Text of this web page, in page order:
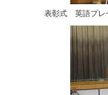
表彰式 英語プレ